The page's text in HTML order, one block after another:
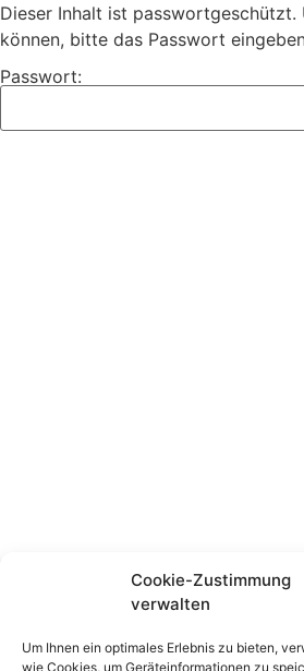
Cookie-Zustimmung
verwalten
Um Ihnen ein optimales Erlebnis zu bieten,
wie Cookies, um Geräteinformationen zu
Dieser Inhalt ist passwortgeschützt.
können, bitte das Passwort
Passwort: